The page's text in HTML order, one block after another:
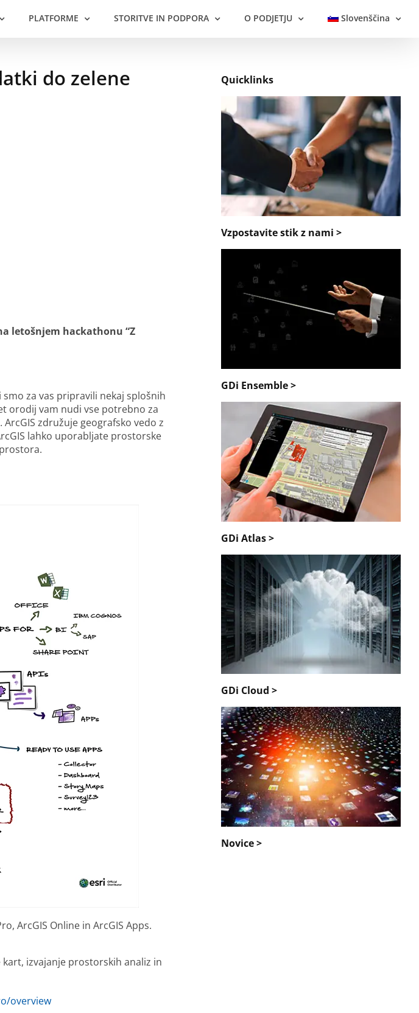
PLATFORME STORITVE IN PODPORA O PODJETJU Slovenščina
do zelene
letošnjem hackathonu “Z
smo za vas pripravili nekaj splošnih
orodij vam nudi vse potrebno za
združuje geografsko vedo z
lahko uporabljate prostorske
ArcGIS Online in ArcGIS Apps.
izvajanje prostorskih analiz in
overview
Quicklinks
Vzpostavite stik z nami >
GDi Ensemble >
GDi Atlas >
GDi Cloud >
Novice >